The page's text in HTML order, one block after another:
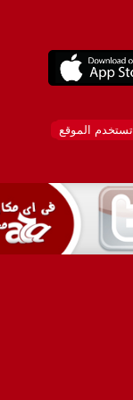
تستخدم الموقع